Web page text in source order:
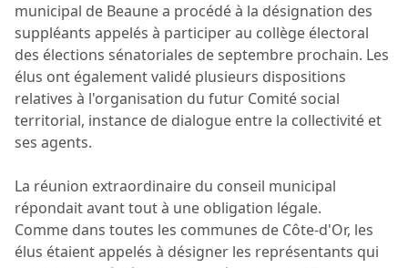
municipal de Beaune a procédé à la désignation des
suppléants appelés à participer au collège électoral
des élections sénatoriales de septembre prochain. Les
élus ont également validé plusieurs dispositions
relatives à l'organisation du futur Comité social
territorial, instance de dialogue entre la collectivité et
ses agents.
La réunion extraordinaire du conseil municipal
répondait avant tout à une obligation légale.
Comme dans toutes les communes de Côte-d'Or, les
élus étaient appelés à désigner les représentants qui